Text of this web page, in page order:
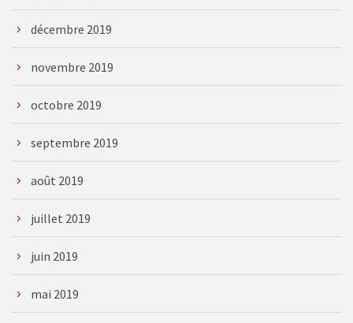
décembre 2019
novembre 2019
octobre 2019
septembre 2019
août 2019
juillet 2019
juin 2019
mai 2019